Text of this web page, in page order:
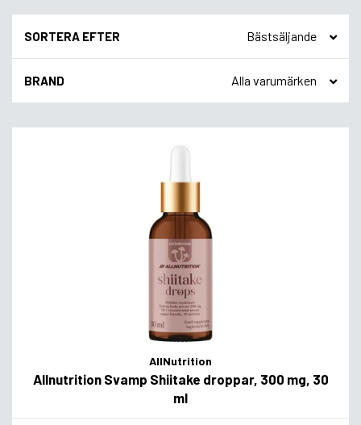
SORTERA EFTER
BRAND
AllNutrition
Allnutrition Svamp Shiitake droppar, 300 mg, 30
ml